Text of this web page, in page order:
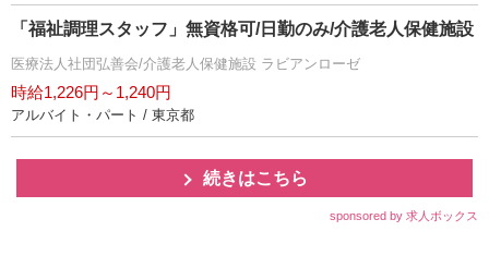
「福祉調理スタッフ」無資格可/日勤のみ/介護老人保健施設
医療法人社団弘善会/介護老人保健施設 ラビアンローゼ
時給1,226円～1,240円
アルバイト・パート / 東京都
続きはこちら
sponsored by 求人ボックス